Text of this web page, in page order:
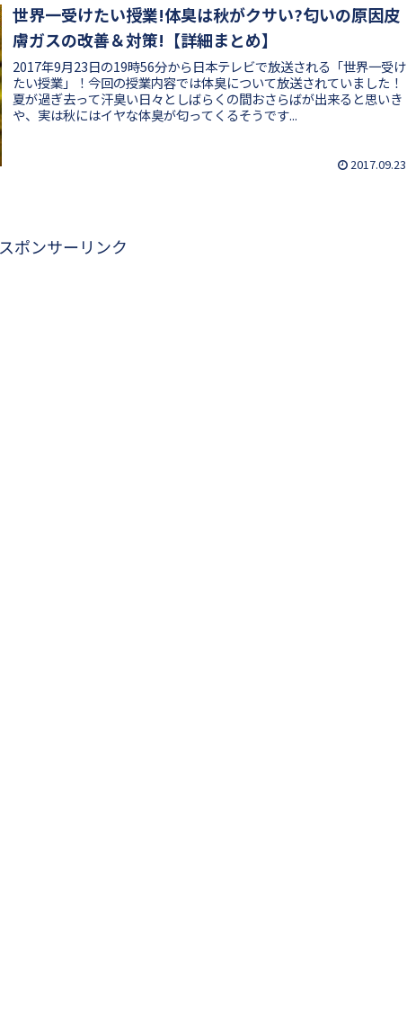
世界一受けたい授業!体臭は秋がクサい?匂いの原因皮
膚ガスの改善＆対策!【詳細まとめ】
2017年9月23日の19時56分から日本テレビで放送される「世界一受け
たい授業」！今回の授業内容では体臭について放送されていました！
夏が過ぎ去って汗臭い日々としばらくの間おさらばが出来ると思いき
や、実は秋にはイヤな体臭が匂ってくるそうです...
2017.09.23
スポンサーリンク